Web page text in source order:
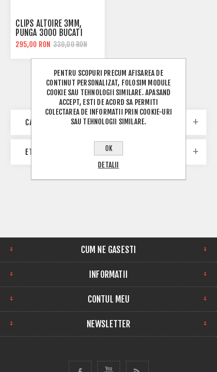
CLIPS ALTOIRE 3MM,
PUNGA 3000 BUCATI
295,00 RON 330,00 RON
CATEGORII
ETICHETE POPULARE
CUM NE GASESTI
INFORMATII
CONTUL MEU
NEWSLETTER
PENTRU SCOPURI PRECUM AFISAREA DE
CONTINUT PERSONALIZAT, FOLOSIM MODULE
COOKIE SAU TEHNOLOGII SIMILARE. APASAND
ACCEPT, ESTI DE ACORD SA PERMITI
COLECTAREA DE INFORMATII PRIN COOKIE-URI
SAU TEHNOLOGII SIMILARE.
OK
DETALII